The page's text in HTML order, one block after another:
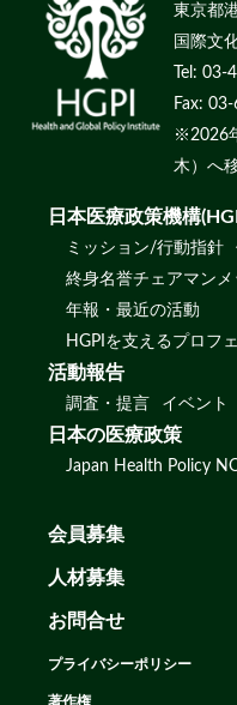
東京都
国際文
Tel:
Fax:
※2026
木）へ
日本医療政策機構
ミッション/行動指針
終身名誉チェアマンメ
年報・最近の活動
HGPIを支えるプロフ
活動報告
調査・提言 イベント
日本の医療政策
Japan Health Policy
会員募集
人材募集
お問合せ
プライバシーポリシー
著作権